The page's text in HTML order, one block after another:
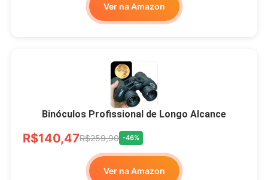
Ver na Amazon
Binóculos Profissional de Longo Alcance
R$140,47R$259,90 -46%
Ver na Amazon